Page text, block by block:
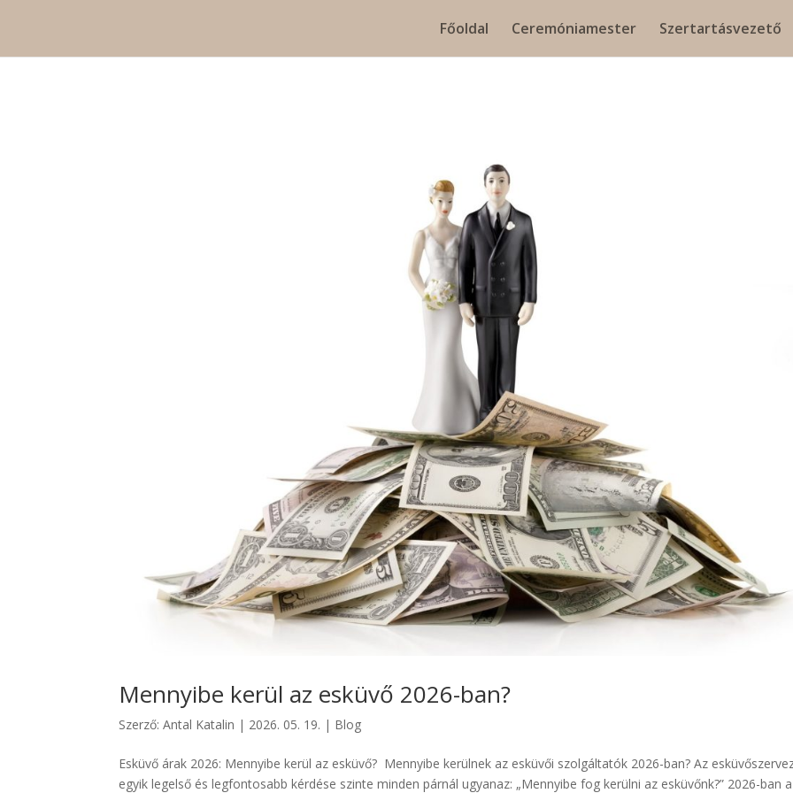
Főoldal Ceremóniamester Szertartásvezető
Mennyibe kerül az esküvő 2026-ban?
Szerző:Antal Katalin | 2026. 05. 19. | Blog
Esküvő árak 2026: Mennyibe kerül az esküvő? Mennyibe kerülnek az esküvői szolgáltatók 2026-ban? Az
egyik legelső és legfontosabb kérdése szinte minden párnál ugyanaz: „Mennyibe fog kerülni az esküvőnk?” 2026-ban